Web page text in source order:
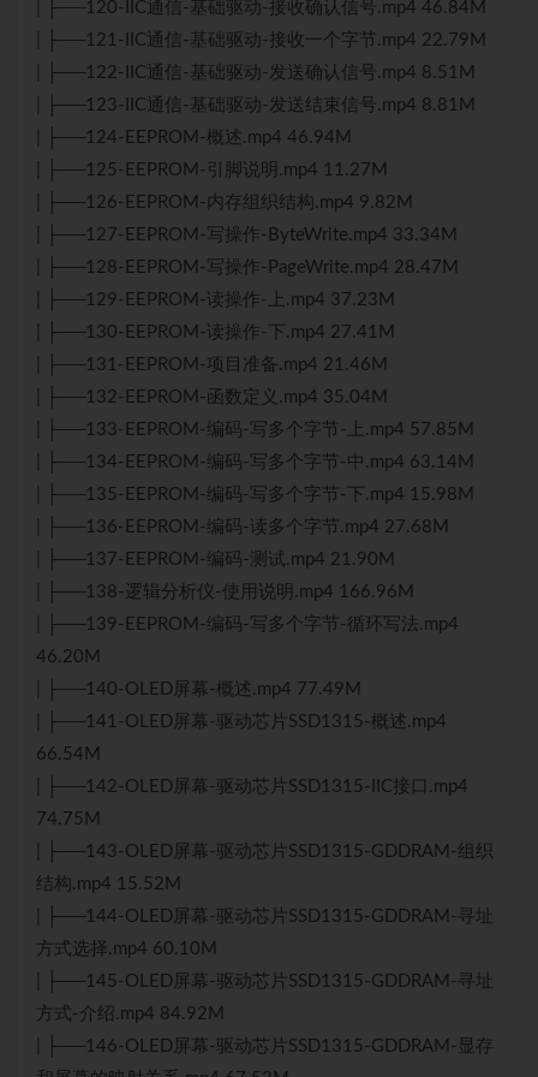
| ├──120-IIC通信-基础驱动-接收确认信号.mp4 46.84M
| ├──121-IIC通信-基础驱动-接收一个字节.mp4 22.79M
| ├──122-IIC通信-基础驱动-发送确认信号.mp4 8.51M
| ├──123-IIC通信-基础驱动-发送结束信号.mp4 8.81M
| ├──124-EEPROM-概述.mp4 46.94M
| ├──125-EEPROM-引脚说明.mp4 11.27M
| ├──126-EEPROM-内存组织结构.mp4 9.82M
| ├──127-EEPROM-写操作-ByteWrite.mp4 33.34M
| ├──128-EEPROM-写操作-PageWrite.mp4 28.47M
| ├──129-EEPROM-读操作-上.mp4 37.23M
| ├──130-EEPROM-读操作-下.mp4 27.41M
| ├──131-EEPROM-项目准备.mp4 21.46M
| ├──132-EEPROM-函数定义.mp4 35.04M
| ├──133-EEPROM-编码-写多个字节-上.mp4 57.85M
| ├──134-EEPROM-编码-写多个字节-中.mp4 63.14M
| ├──135-EEPROM-编码-写多个字节-下.mp4 15.98M
| ├──136-EEPROM-编码-读多个字节.mp4 27.68M
| ├──137-EEPROM-编码-测试.mp4 21.90M
| ├──138-逻辑分析仪-使用说明.mp4 166.96M
| ├──139-EEPROM-编码-写多个字节-循环写法.mp4
46.20M
| ├──140-OLED屏幕-概述.mp4 77.49M
| ├──141-OLED屏幕-驱动芯片SSD1315-概述.mp4
66.54M
| ├──142-OLED屏幕-驱动芯片SSD1315-IIC接口.mp4
74.75M
| ├──143-OLED屏幕-驱动芯片SSD1315-GDDRAM-组织
结构.mp4 15.52M
| ├──144-OLED屏幕-驱动芯片SSD1315-GDDRAM-寻址
方式选择.mp4 60.10M
| ├──145-OLED屏幕-驱动芯片SSD1315-GDDRAM-寻址
方式-介绍.mp4 84.92M
| ├──146-OLED屏幕-驱动芯片SSD1315-GDDRAM-显存